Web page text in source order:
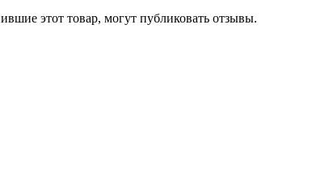
этот товар, могут публиковать отзывы.